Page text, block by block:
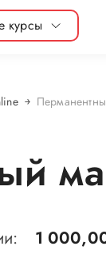
курсы
1